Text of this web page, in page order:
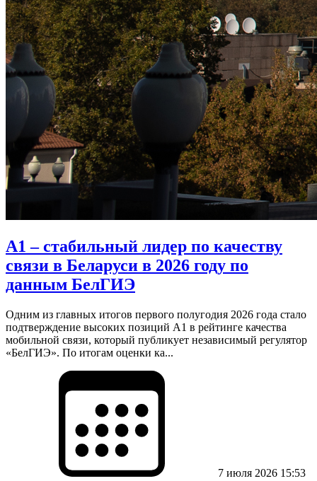
А1 – стабильный лидер по качеству
связи в Беларуси в 2026 году по
данным БелГИЭ
Одним из главных итогов первого полугодия 2026 года стало
подтверждение высоких позиций А1 в рейтинге качества
мобильной связи, который публикует независимый регулятор
«БелГИЭ». По итогам оценки ка...
7 июля 2026 15:53